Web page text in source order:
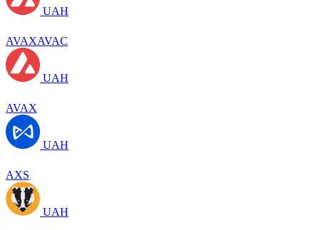
UAH
AVAXAVAC
UAH
AVAX
UAH
AXS
UAH